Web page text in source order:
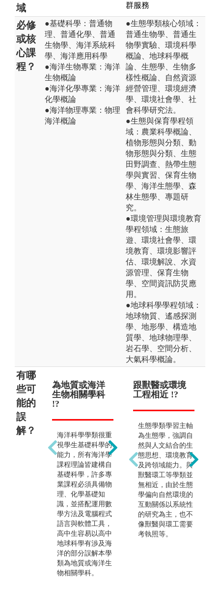
域
群服務
必修
或核
心課
程？
●基礎科學：普通物
理、普通化學、普通
生物學、海洋系統科
學、海洋應用科學
●海洋生物專業：海洋
生物概論
●海洋化學專業：海洋
化學概論
●海洋物理專業：物理
海洋概論
●生態學類核心領域：
普通生物學、普通生
物學實驗、環境科學
概論、地球科學概
論、生態學、生物多
樣性概論、自然資源
經營管理、環境經濟
學、環境社會學、社
會科學研究法。
●生態與保育學程領
域：農業科學概論、
植物形態與分類、動
物形態與分類、生態
田野調查、熱帶生態
學與實習、保育生物
學、海洋生態學、森
林生態學、專題研
究。
●環境管理與環境教育
學程領域：生態旅
遊、環境社會學、環
境教育、環境影響評
估、環境解說、水資
源管理、保育生物
學、空間資訊防災應
用。
●地球科學學程領域：
地球物質、遙感探測
學、地形學、構造地
質學、地球物理學、
岩石學、空間分析、
大氣科學概論。
有哪
些可
能的
誤
解？
為地質或海洋
生物相關學科
!?
海洋科學學類很重
視學生基礎科學的
能力，所有海洋學
課程理論皆建構自
基礎科學，許多專
業課程必須具備物
理、化學基礎知
識，並搭配運用數
學方法及電腦程式
語言與軟體工具，
高中生容易以高中
地球科學有渉及海
洋的部分誤解本學
類為地質或海洋生
物相關學科。
畢業只能繼續
做海洋相關研
畢業生就業統計：
私人企業單位含工
程顧問公司、科學
園區、環境影響評
估、生態旅遊、水
產飼料養殖；公立
海洋相關機構及教
育單位、研究單
位、政府機關。
跟獸醫或環境
工程相近 !?
生態學類學習主軸
為生態學，強調自
然與人文結合的生
態思想、環境教育
及跨領域能力。與
獸醫環工等學類並
無相近，由於生態
學偏向自然環境的
互動關係以系統性
的研究為主，也不
像獸醫與環工需要
考執照等。